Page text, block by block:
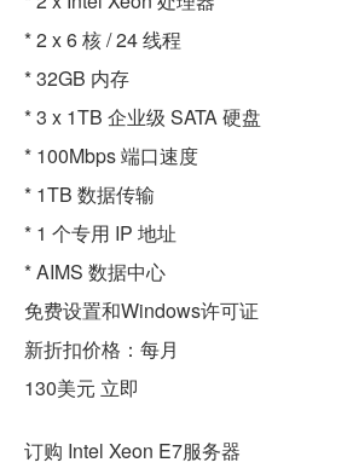
* 2 x 6 核 / 24 线程
* 32GB 内存
* 3 x 1TB 企业级 SATA 硬盘
* 100Mbps 端口速度
* 1TB 数据传输
* 1 个专用 IP 地址
* AIMS 数据中心
免费设置和Windows许可证
新折扣价格：每月
130美元 立即
订购 Intel Xeon E7服务器